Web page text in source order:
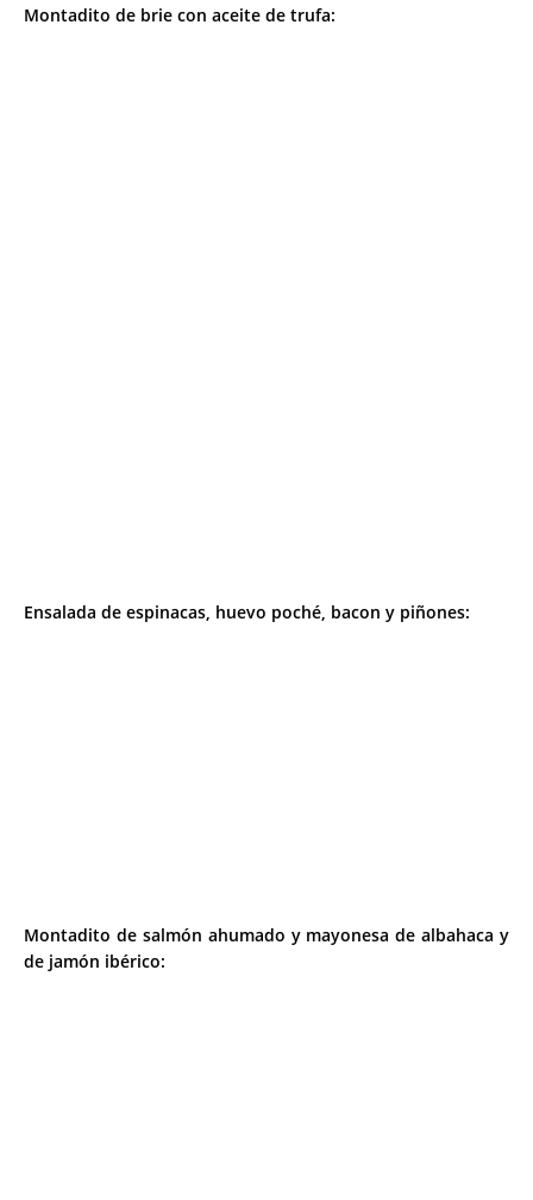
Montadito de brie con aceite de trufa:
Ensalada de espinacas, huevo poché, bacon y piñones:
Montadito de salmón ahumado y mayonesa de albahaca y
de jamón ibérico: